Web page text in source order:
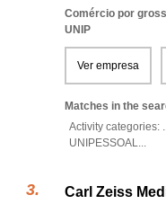
Comércio por
UNIP
Ver empresa
Matches in the
Activity categories:
UNIPESSOAL...
Carl Zeiss